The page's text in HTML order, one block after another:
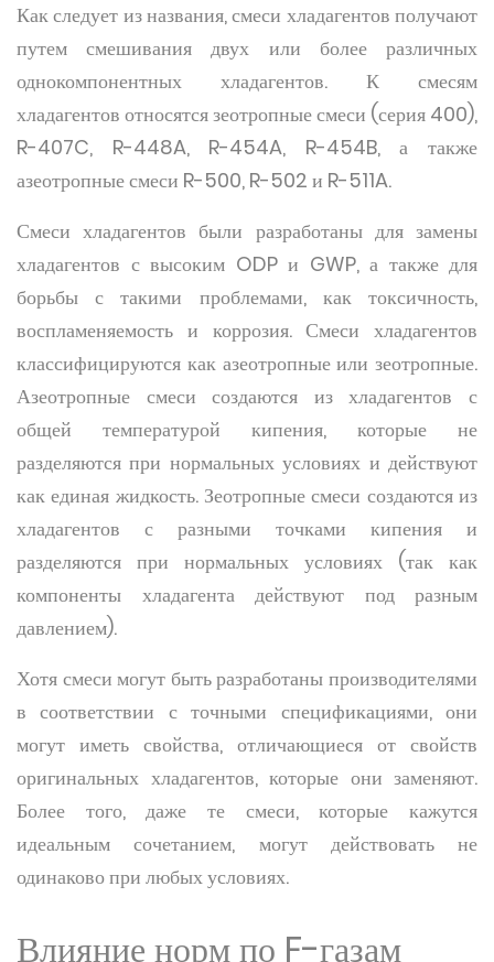
Как следует из названия, смеси хладагентов получают
путем смешивания двух или более различных
однокомпонентных хладагентов. К смесям
хладагентов относятся зеотропные смеси (серия 400),
R-407C, R-448A, R-454A, R-454B, а также
азеотропные смеси R-500, R-502 и R-511A.
Смеси хладагентов были разработаны для замены
хладагентов с высоким ODP и GWP, а также для
борьбы с такими проблемами, как токсичность,
воспламеняемость и коррозия. Смеси хладагентов
классифицируются как азеотропные или зеотропные.
Азеотропные смеси создаются из хладагентов с
общей температурой кипения, которые не
разделяются при нормальных условиях и действуют
как единая жидкость. Зеотропные смеси создаются из
хладагентов с разными точками кипения и
разделяются при нормальных условиях (так как
компоненты хладагента действуют под разным
давлением).
Хотя смеси могут быть разработаны производителями
в соответствии с точными спецификациями, они
могут иметь свойства, отличающиеся от свойств
оригинальных хладагентов, которые они заменяют.
Более того, даже те смеси, которые кажутся
идеальным сочетанием, могут действовать не
одинаково при любых условиях.
Влияние норм по F-газам